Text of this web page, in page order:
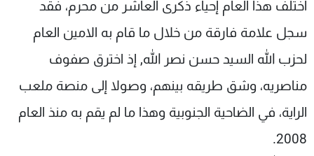
اختلف هذا العام إحياء ذكرى العاشر من محرم، فقد
سجل علامة فارقة من خلال ما قام به الامين العام
لحزب الله السيد حسن نصر الله, إذ اخترق صفوف
مناصريه، وشق طريقه بينهم، وصولا إلى منصة ملعب
الراية، في الضاحية الجنوبية وهذا ما لم يقم به منذ العام
2008.
الترددات
الإنـتـاج
لاعلاناتكم
وظائف
تواصل معنا
شروط الإسـتخدام
سياسة الخصوصية